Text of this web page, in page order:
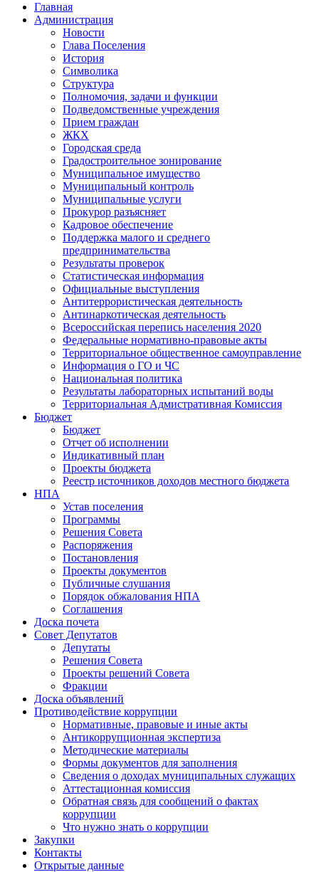
Главная
Администрация
Новости
Глава Поселения
История
Символика
Структура
Полномочия, задачи и функции
Подведомственные учреждения
Прием граждан
ЖКХ
Городская среда
Градостроительное зонирование
Муниципальное имущество
Муниципальный контроль
Муниципальные услуги
Прокурор разъясняет
Кадровое обеспечение
Поддержка малого и среднего
предпринимательства
Результаты проверок
Статистическая информация
Официальные выступления
Антитеррористическая деятельность
Антинаркотическая деятельность
Всероссийская перепись населения 2020
Федеральные нормативно-правовые акты
Территориальное общественное самоуправление
Информация о ГО и ЧС
Национальная политика
Результаты лабораторных испытаний воды
Территориальная Адмистративная Комиссия
Бюджет
Бюджет
Отчет об исполнении
Индикативный план
Проекты бюджета
Реестр источников доходов местного бюджета
НПА
Устав поселения
Программы
Решения Совета
Распоряжения
Постановления
Проекты документов
Публичные слушания
Порядок обжалования НПА
Соглашения
Доска почета
Совет Депутатов
Депутаты
Решения Совета
Проекты решений Совета
Фракции
Доска объявлений
Противодействие коррупции
Нормативные, правовые и иные акты
Антикоррупционная экспертиза
Методические материалы
Формы документов для заполнения
Сведения о доходах муниципальных служащих
Аттестационная комиссия
Обратная связь для сообщений о фактах
коррупции
Что нужно знать о коррупции
Закупки
Контакты
Открытые данные